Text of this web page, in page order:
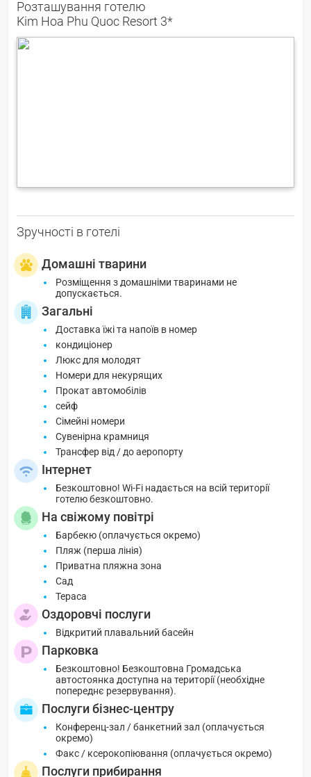
Розташування готелю
Kim Hoa Phu Quoc Resort 3*
Зручності в готелі
Домашні тварини
Розміщення з домашніми тваринами не
допускається.
Загальні
Доставка їжі та напоїв в номер
кондиціонер
Люкс для молодят
Номери для некурящих
Прокат автомобілів
сейф
Сімейні номери
Сувенірна крамниця
Трансфер від / до аеропорту
Інтернет
Безкоштовно! Wi-Fi надається на всій території
готелю безкоштовно.
На свіжому повітрі
Барбекю (оплачується окремо)
Пляж (перша лінія)
Приватна пляжна зона
Сад
Тераса
Оздоровчі послуги
Відкритий плавальний басейн
Парковка
Безкоштовно! Безкоштовна Громадська
автостоянка доступна на території (необхідне
попереднє резервування).
Послуги бізнес-центру
Конференц-зал / банкетний зал (оплачується
окремо)
Факс / ксерокопіювання (оплачується окремо)
Послуги прибирання